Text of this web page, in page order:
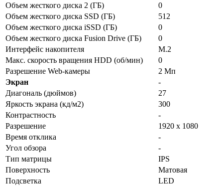
Объем жесткого диска 2 (ГБ)
0
Объем жесткого диска SSD (ГБ)
512
Объем жесткого диска iSSD (ГБ)
0
Объем жесткого диска Fusion Drive (ГБ)
0
Интерфейс накопителя
M.2
Макс. скорость вращения HDD (об/мин)
0
Разрешение Web-камеры
2 Мп
Экран
-
Диагональ (дюймов)
27
Яркость экрана (кд/м2)
300
Контрастность
-
Разрешение
1920 х 1080
Время отклика
-
Угол обзора
-
Тип матрицы
IPS
Поверхность
Матовая
Подсветка
LED